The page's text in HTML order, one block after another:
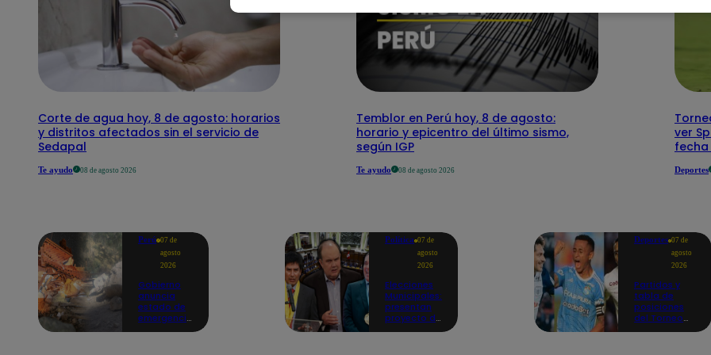
Corte de agua hoy, 8 de agosto: horarios
y distritos afectados sin el servicio de
Sedapal
Te ayudo 08 de agosto 2026
Temblor en Perú hoy, 8 de agosto:
horario y epicentro del último sismo,
según IGP
Te ayudo 08 de agosto 2026
ver
fecha
Deportes
Perú 07 de
agosto
2026
Gobierno
anuncia
estado de
emergencia
Política 07 de
agosto
2026
Elecciones
Municipales:
presentan
proyecto de
Deportes 07 de
agosto
2026
Partidos y
tabla de
posiciones
del Torneo